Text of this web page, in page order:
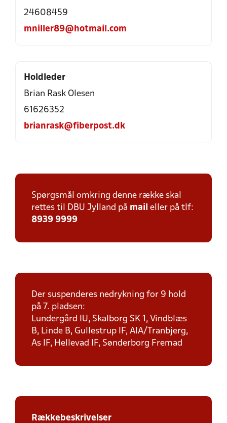
24608459
mniller89@hotmail.com
Holdleder
Brian Rask Olesen
61626352
brianrask@fiberpost.dk
Spørgsmål omkring denne række skal
rettes til DBU Jylland på mail eller på tlf:
8939 9999
Der suspenderes nedrykning for 9 hold
på 7. pladsen:
Lundergård IU, Skalborg SK 1, Vindblæs
B, Linde B, Gullestrup IF, AIA/Tranbjerg,
As IF, Hellevad IF, Sønderborg Fremad
Rækkebeskrivelser